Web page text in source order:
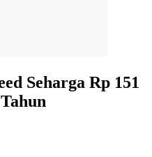
Seharga Rp 151